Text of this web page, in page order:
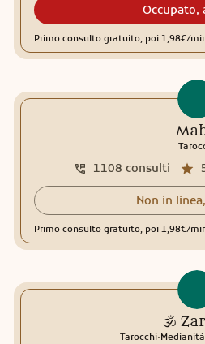
Occupato,
Primo consulto gratuito, poi 1,98€/
1108 consulti
Non in
Primo consulto gratuito, poi 1,98€/
🕉️
Tarocchi.Medianità